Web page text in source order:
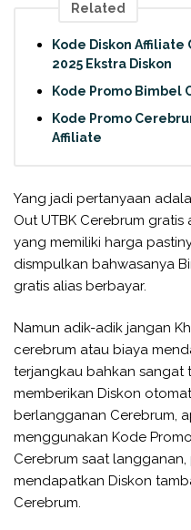
Related
Kode Diskon
2025 Ekstra Diskon
Kode Promo Bimbel
Kode Promo
Affiliate
Yang jadi pertanyaan
Out UTBK Cerebrum
yang memiliki harga
dismpulkan bahwasanya
gratis alias berbayar.
Namun adik-adik jangan
cerebrum atau biaya
terjangkau bahkan sangat
memberikan Diskon
berlangganan Cerebrum,
menggunakan Kode
Cerebrum saat
mendapatkan Diskon
Cerebrum.